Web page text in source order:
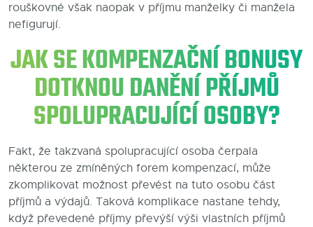
rouškovné však naopak v příjmu manželky či manžela
nefigurují.
JAK SE KOMPENZAČNÍ BONUSY
DOTKNOU DANĚNÍ PŘÍJMŮ
SPOLUPRACUJÍCÍ OSOBY?
Fakt, že takzvaná spolupracující osoba čerpala
některou ze zmíněných forem kompenzací, může
zkomplikovat možnost převést na tuto osobu část
příjmů a výdajů. Taková komplikace nastane tehdy,
když převedené příjmy převýší výši vlastních příjmů